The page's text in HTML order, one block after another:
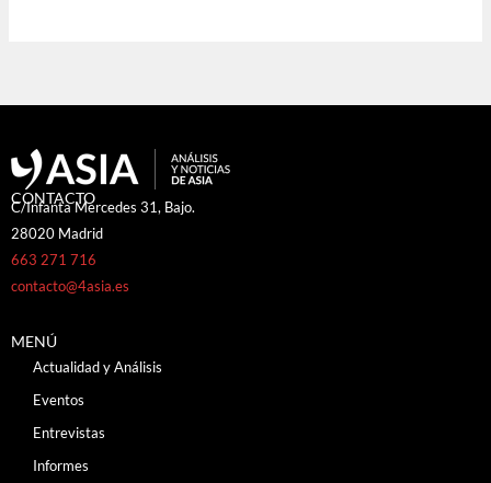
CONTACTO
C/Infanta Mercedes 31, Bajo.
28020 Madrid
663 271 716
contacto@4asia.es
MENÚ
Actualidad y Análisis
Eventos
Entrevistas
Informes